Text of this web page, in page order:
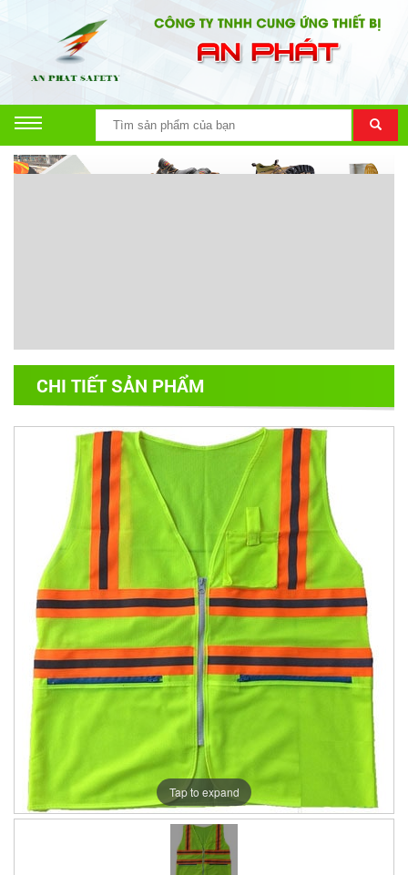
CHI TIẾT SẢN PHẨM
Tap to expand